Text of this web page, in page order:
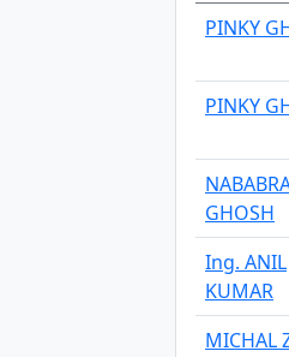
PINKY
PINKY
GHOSH
Ing. ANIL
KUMAR
MICHAL